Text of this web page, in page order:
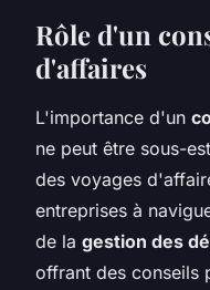
Rôle d'un
d'affaires
L'importance d'un
ne peut être sous-
des voyages
entreprises à
de la gestion des
offrant des conseils